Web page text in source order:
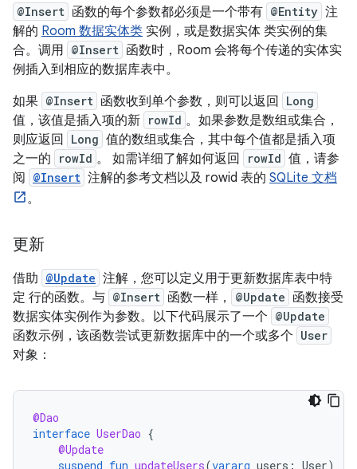
@Insert 函数的每个参数都必须是一个带有 @Entity 注
解的 Room 数据实体类 实例，或是数据实体 类实例的集
合。调用 @Insert 函数时，Room 会将每个传递的实体实
例插入到相应的数据库表中。
如果 @Insert 函数收到单个参数，则可以返回 Long
值，该值是插入项的新 rowId 。如果参数是数组或集合，
则应返回
Long 值的数组或集合，其中每个值都是插入项
之一的
rowId 。 如需详细了解如何返回 rowId 值，请参
阅
@Insert 注解的参考文档以及 rowid 表的 SQLite 文档
。
更新
借助 @Update 注解，您可以定义用于更新数据库表中特
定 行的函数。与 @Insert 函数一样， @Update 函数接受
数据实体实例作为参数。以下代码展示了一个 @Update
函数示例，该函数尝试更新数据库中的一个或多个 User
对象：
@Dao
interface UserDao {
@Update
suspend fun updateUsers(vararg users : User)